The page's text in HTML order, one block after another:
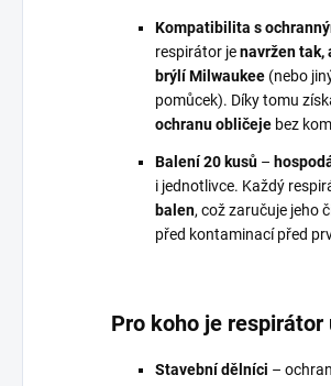
Kompatibilita s
respirátor jenavržen tak,
brýlí Milwaukee (nebo
pomůcek). Díky tomu
ochranu obličeje bez
Balení 20 kusů –
i jednotlivce. Každý
balen, což zaručuje jeho
před kontaminací před
Pro koho je respirátor
Stavební dělníci –